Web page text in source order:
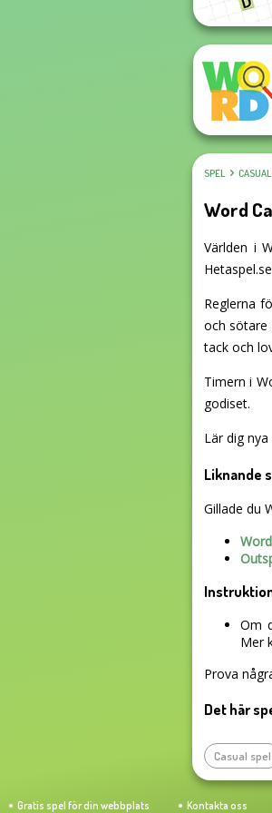
SPEL
Word
Världen i
Reglerna
och sötare
tack och
Timern i
godiset.
Lär dig
Liknande
Gillade du
Om
Mer
Prova
Det här
Casual spel
Gratis spel för din webbplats Kontakta oss